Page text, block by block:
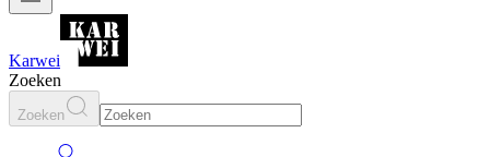
Karwei
Zoeken
Zoeken